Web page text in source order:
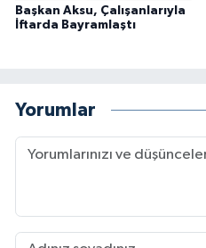
Başkan Aksu, Çalışanlarıyla
İftarda Bayramlaştı
Yorumlar